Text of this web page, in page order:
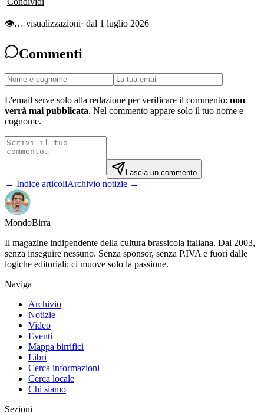
👁… visualizzazioni· dal 1 luglio 2026
Commenti
L'email serve solo alla redazione per verificare il commento: non
verrà mai pubblicata. Nel commento appare solo il tuo nome e
cognome.
Lascia un commento
← Indice articoliArchivio notizie →
MondoBirra
Il magazine indipendente della cultura brassicola italiana. Dal 2003,
senza inseguire nessuno. Senza sponsor, senza P.IVA e fuori dalle
logiche editoriali: ci muove solo la passione.
Naviga
Archivio
Notizie
Video
Eventi
Mappa birrifici
Libri
Cerca informazioni
Cerca locale
Chi siamo
Sezioni